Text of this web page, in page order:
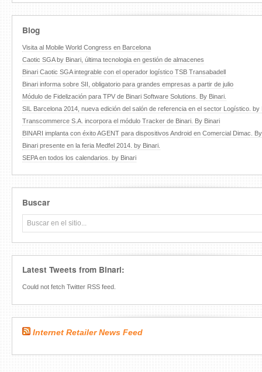
Blog
Visita al Mobile World Congress en Barcelona
Caotic SGA by Binari, última tecnologia en gestión de almacenes
Binari Caotic SGA integrable con el operador logístico TSB Transabadell
Binari informa sobre SII, obligatorio para grandes empresas a partir de julio
Módulo de Fidelización para TPV de Binari Software Solutions. By Binari.
SIL Barcelona 2014, nueva edición del salón de referencia en el sector Logístico. by
Transcommerce S.A. incorpora el módulo Tracker de Binari. By Binari
BINARI implanta con éxito AGENT para dispositivos Android en Comercial Dimac.
Binari presente en la feria Medfel 2014. by Binari.
SEPA en todos los calendarios. by Binari
Buscar
Latest Tweets from Binari:
Could not fetch Twitter RSS feed.
Internet Retailer News Feed